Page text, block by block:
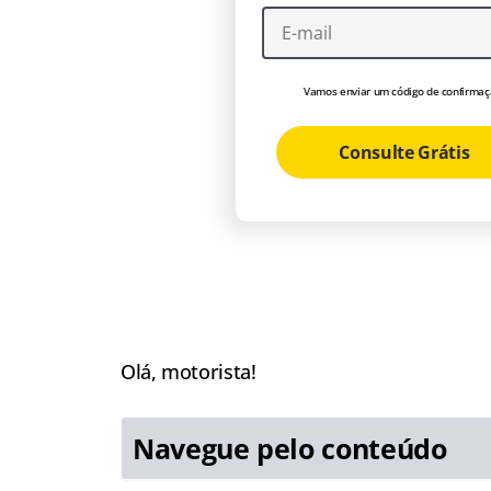
Vamos enviar um código de
Consulte Grátis
Olá, motorista!
Navegue pelo conteúdo